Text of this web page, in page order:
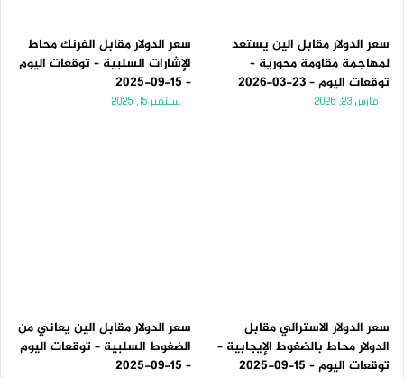
سعر الدولار مقابل الين يستعد
لمهاجمة مقاومة محورية –
توقعات اليوم – 23-03-2026
مارس 23, 2026
سعر الدولار مقابل الفرنك محاط
الإشارات السلبية – توقعات اليوم
– 15-09-2025
سبتمبر 15, 2025
سعر الدولار الاسترالي مقابل
الدولار محاط بالضغوط الإيجابية –
توقعات اليوم – 15-09-2025
سعر الدولار مقابل الين يعاني من
الضغوط السلبية – توقعات اليوم
– 15-09-2025